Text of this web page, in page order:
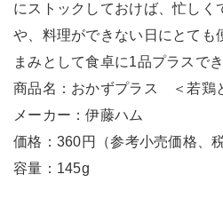
にストックしておけば、忙しく
や、料理ができない日にとても
まみとして食卓に1品プラスでき
商品名：おかずプラス ＜若鶏
メーカー：伊藤ハム
価格：360円（参考小売価格、税
容量：145g